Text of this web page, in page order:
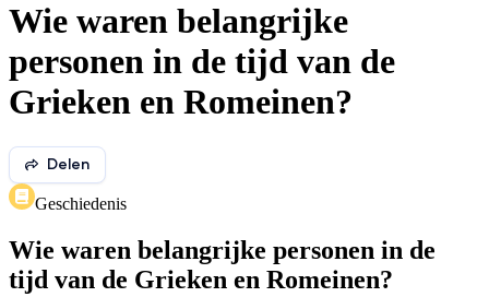
Wie waren belangrijke
personen in de tijd van de
Grieken en Romeinen?
Delen
Geschiedenis
Wie waren belangrijke personen in de
tijd van de Grieken en Romeinen?